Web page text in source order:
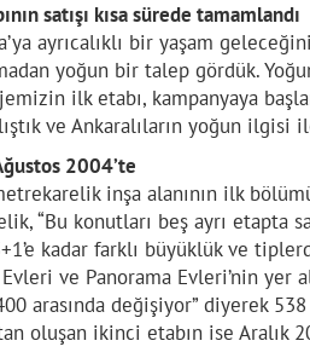
satışı kısa sürede tamamlandı
ayrıcalıklı bir yaşam
yoğun bir talep gördük.
ilk etabı, kampanyaya
ve Ankaralıların yoğun ilgisi
2004’te
inşa alanının ilk
“Bu konutları beş ayrı etapta
kadar farklı büyüklük ve
ve Panorama Evleri’nin yer
arasında değişiyor” diyerek
oluşan ikinci etabın ise Aralık